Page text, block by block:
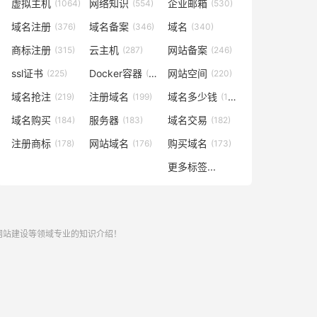
虚拟主机 (1064) 网络知识 (554) 企业邮箱 (530)
域名注册 (376) 域名备案 (346) 域名 (340)
商标注册 (315) 云主机 (287) 网站备案 (246)
ssl证书 (225) Docker容器 (221) 网站空间 (220)
域名抢注 (219) 注册域名 (199) 域名多少钱 (196)
域名购买 (184) 服务器 (183) 域名交易 (182)
注册商标 (178) 网站域名 (176) 购买域名 (173)
更多标签...
建设等领域专业的知识介绍！